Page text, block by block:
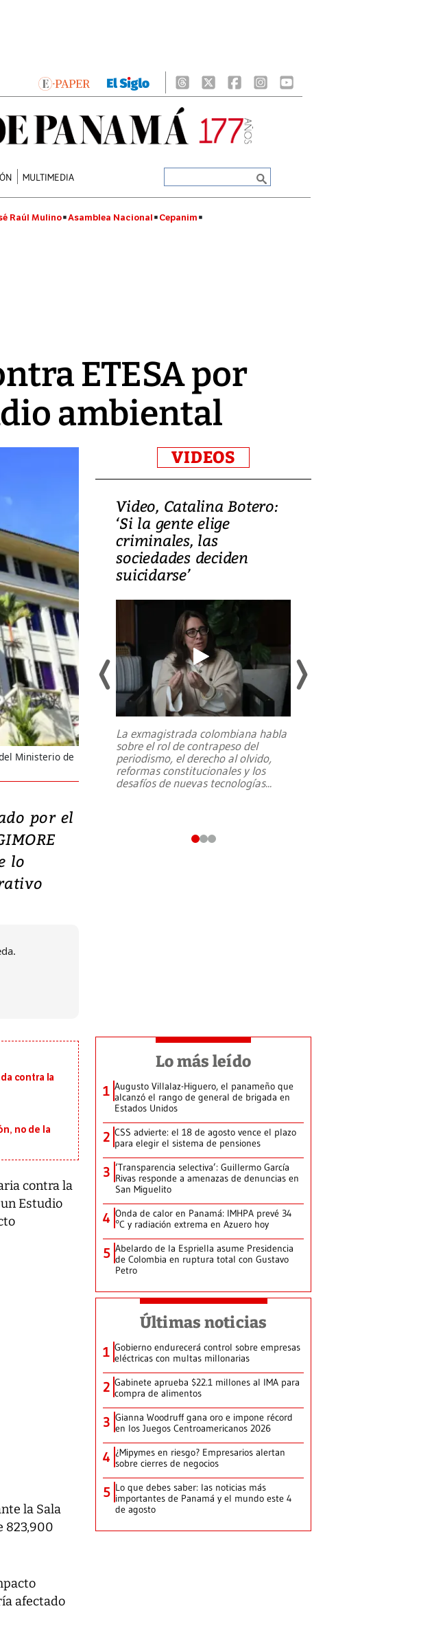
MULTIMEDIA
Raúl Mulino Asamblea Nacional Cepanim
ETESA por
ambiental
Ministerio de
por el
lo
contra la
no de la
contra la
Estudio
la Sala
823,900
afectado
VIDEOS
magnitud
28 de
Kumamoto,
una
Video, Catalina Botero:
‘Si la gente elige
criminales, las
sociedades deciden
suicidarse’
La exmagistrada colombiana habla
sobre el rol de contrapeso del
periodismo, el derecho al olvido,
reformas constitucionales y los
desafíos de nuevas tecnologías...
Lo más leído
1 Augusto Villalaz-Higuero, el panameño que
alcanzó el rango de general de brigada en
Estados Unidos
2 CSS advierte: el 18 de agosto vence el plazo
para elegir el sistema de pensiones
3 ‘Transparencia selectiva’: Guillermo García
Rivas responde a amenazas de denuncias en
San Miguelito
4 Onda de calor en Panamá: IMHPA prevé 34
°C y radiación extrema en Azuero hoy
5 Abelardo de la Espriella asume Presidencia
de Colombia en ruptura total con Gustavo
Petro
Últimas noticias
1 Gobierno endurecerá control sobre empresas
eléctricas con multas millonarias
2 Gabinete aprueba $22.1 millones al IMA para
compra de alimentos
3 Gianna Woodruff gana oro e impone récord
en los Juegos Centroamericanos 2026
4 ¿Mipymes en riesgo? Empresarios alertan
sobre cierres de negocios
5 Lo que debes saber: las noticias más
importantes de Panamá y el mundo este 4
de agosto